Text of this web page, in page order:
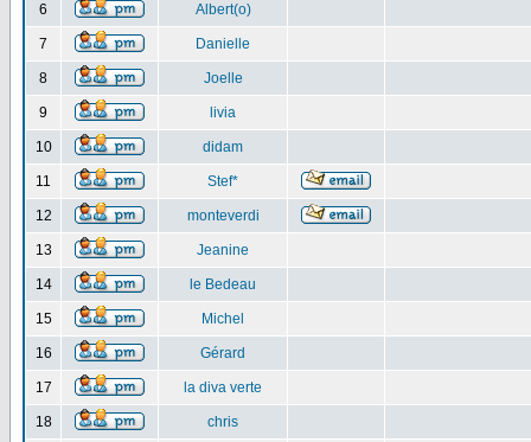
6 Albert(o)
7 Danielle
8 Joelle
9 livia
10 didam
11 Stef*
12 monteverdi
13 Jeanine
14 le Bedeau
15 Michel
16 Gérard
17 la diva verte
18 chris